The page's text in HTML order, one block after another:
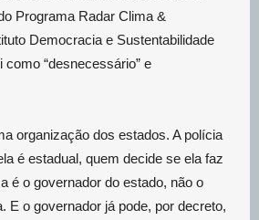
Programa Radar Clima &
Democracia e Sustentabilidade
“desnecessário” e
organização dos estados. A polícia
é estadual, quem decide se ela faz
é o governador do estado, não o
E o governador já pode, por decreto,